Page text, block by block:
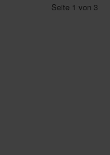
Seite 1 von 3